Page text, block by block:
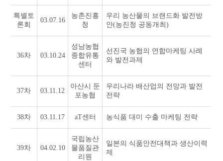
특별토
론회
03.07.16
농촌진흥
청
우리 농산물의 브랜드화 발전방
안(농진청 공동개최)
36차 03.10.24
성남농협
종합유통
센터
선진국 농협의 연합마케팅 사례
와 발전과제
37차 03.11.12
아산시 둔
포농협
우리나라 배산업의 전망과 발전
전략
38차 03.11.17 aT센터 농식품 대미 수출 마케팅 전략
39차 04.02.10
국립농산
물품질관
리원
일본의 식품안전대책과 생산이력
제